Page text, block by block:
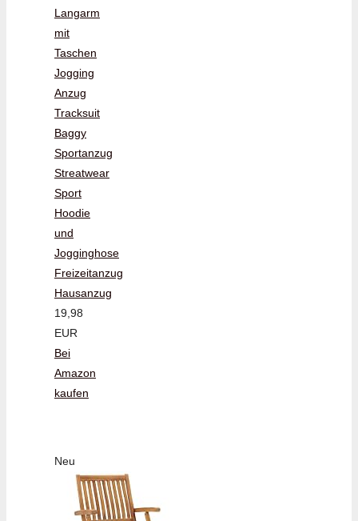
Langarm
mit
Taschen
Jogging
Anzug
Tracksuit
Baggy
Sportanzug
Streatwear
Sport
Hoodie
und
Jogginghose
Freizeitanzug
Hausanzug
19,98
EUR
Bei
Amazon
kaufen
Neu